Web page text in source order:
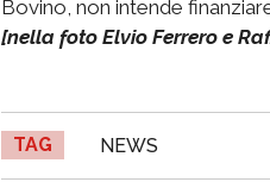
Bovino, non intende
[nella foto Elvio Ferrero e
TAG NEWS